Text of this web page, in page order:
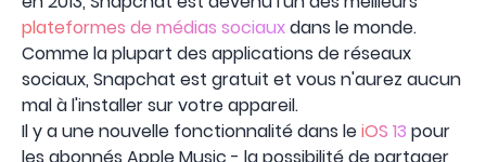
plateformes de médias sociauxdans le monde.
Comme la plupart des applications de réseaux
sociaux, Snapchat est gratuit et vous n'aurez aucun
mal à l'installer sur votre appareil.
Il y a une nouvelle fonctionnalité dans leiOS 13 pour